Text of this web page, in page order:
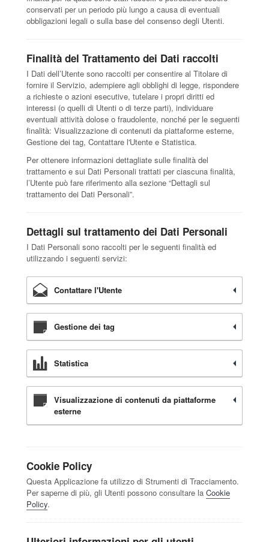
conservati per un periodo più lungo a causa di eventuali
obbligazioni legali o sulla base del consenso degli Utenti.
Finalità del Trattamento dei Dati raccolti
I Dati dell’Utente sono raccolti per consentire al Titolare di
fornire il Servizio, adempiere agli obblighi di legge, rispondere
a richieste o azioni esecutive, tutelare i propri diritti ed
interessi (o quelli di Utenti o di terze parti), individuare
eventuali attività dolose o fraudolente, nonché per le seguenti
finalità: Visualizzazione di contenuti da piattaforme esterne,
Gestione dei tag, Contattare l'Utente e Statistica.
Per ottenere informazioni dettagliate sulle finalità del
trattamento e sui Dati Personali trattati per ciascuna finalità,
l’Utente può fare riferimento alla sezione “Dettagli sul
trattamento dei Dati Personali”.
Dettagli sul trattamento dei Dati Personali
I Dati Personali sono raccolti per le seguenti finalità ed
utilizzando i seguenti servizi:
Contattare l'Utente
Gestione dei tag
Statistica
Visualizzazione di contenuti da piattaforme
esterne
Cookie Policy
Questa Applicazione fa utilizzo di Strumenti di Tracciamento.
Per saperne di più, gli Utenti possono consultare la Cookie
Policy.